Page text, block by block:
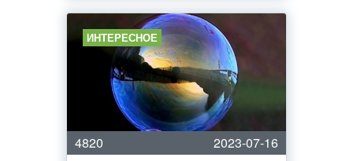
ИНТЕРЕСНОЕ
4820 2023-07-16